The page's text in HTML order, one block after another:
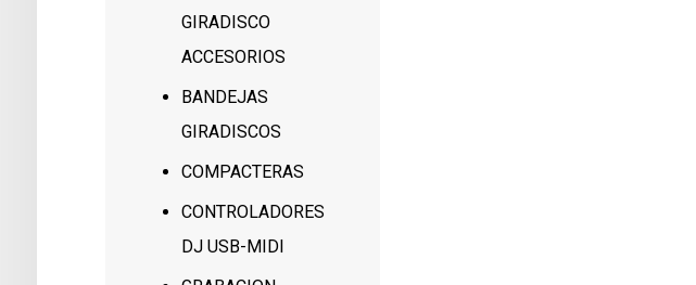
GIRADISCO
ACCESORIOS
BANDEJAS
GIRADISCOS
COMPACTERAS
CONTROLADORES
DJ USB-MIDI